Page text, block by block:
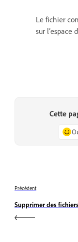
Le fichier
sur l’espace
Cette
Précédent
Supprimer des